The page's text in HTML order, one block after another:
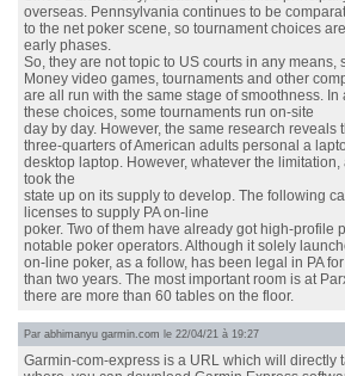
overseas. Pennsylvania continues to be
to the net poker scene, so tournament choices
early phases.
So, they are not topic to US courts in any means,
Money video games, tournaments and other
are all run with the same stage of smoothness. In
these choices, some tournaments run on-site
day by day. However, the same research reveals
three-quarters of American adults personal a
desktop laptop. However, whatever the
took the
state up on its supply to develop. The following
licenses to supply PA on-line
poker. Two of them have already got high-profile
notable poker operators. Although it solely
on-line poker, as a follow, has been legal in PA
than two years. The most important room is at
there are more than 60 tables on the floor.
Par abhimanyu garmin.com le 22/04/21 à 19:27
Garmin-com-express is a URL which will directly